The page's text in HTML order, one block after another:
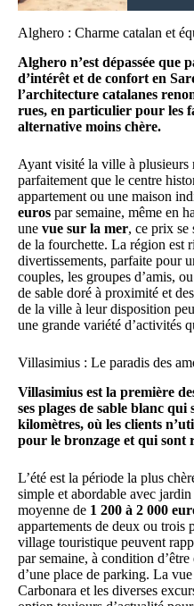
Alghero : Charme catalan et
Alghero n’est dépassée que
d’intérêt et de confort en
l’architecture catalanes
rues, en particulier pour les
alternative moins chère.
Ayant visité la ville à plusieurs
parfaitement que le centre
appartement ou une maison
euros par semaine, même en
une vue sur la mer, ce prix se
de la fourchette. La région est
divertissements, parfaite pour
couples, les groupes d’amis,
de sable doré à proximité et
de la ville à leur disposition
une grande variété d’activités
Villasimius : Le paradis des
Villasimius est la première
ses plages de sable blanc qui
kilomètres, où les clients
pour le bronzage et qui sont
L’été est la période la plus
simple et abordable avec
moyenne de 1 200 à 2 000
appartements de deux ou trois
village touristique peuvent
par semaine, à condition
d’une place de parking. La
Carbonara et les diverses